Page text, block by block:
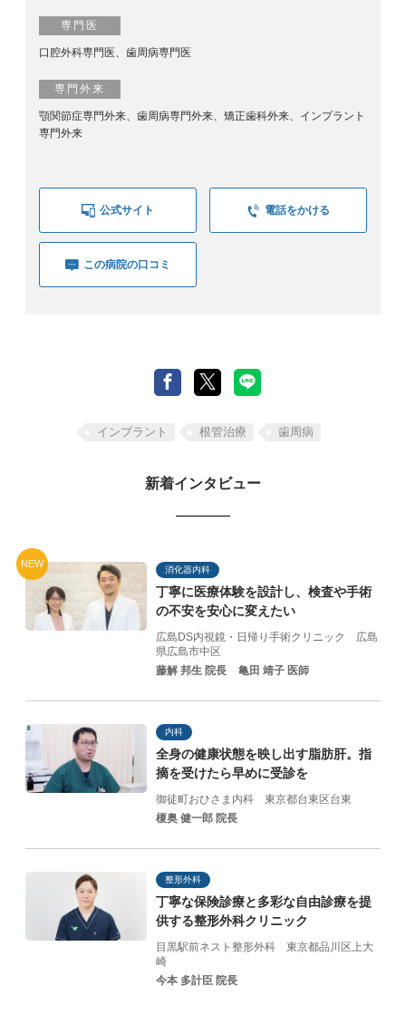
専門医
口腔外科専門医、歯周病専門医
専門外来
顎関節症専門外来、歯周病専門外来、矯正歯科外来、インプラント
専門外来
公式サイト 電話をかける
この病院の口コミ
インプラント 根管治療 歯周病
新着インタビュー
NEW
消化器内科
丁寧に医療体験を設計し、 検査や手術
の不安を安心に変えたい
広島DS内視鏡・日帰り手術クリニック 広島
県広島市中区
藤解 邦生 院長
亀田 靖子 医師
内科
全身の健康状態を映し出す脂肪肝。指
摘を受けたら早めに受診を
御徒町おひさま内科 東京都台東区台東
榎奥 健一郎 院長
整形外科
丁寧な保険診療と多彩な自由診療を提
供する整形外科クリニック
目黒駅前ネスト整形外科 東京都品川区上大
崎
今本 多計臣 院長